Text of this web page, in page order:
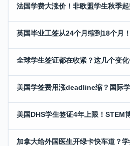
法国学费大涨价！非欧盟学生秋季
英国毕业工签从24个月缩到18个月
全球学生签证都在收紧？这几个变
美国学签费用涨deadline缩？国际
美国DHS学生签证4年上限！STEM
加拿大给外国医生开绿卡快车道？